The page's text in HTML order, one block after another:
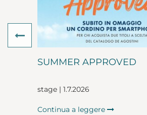
SUMMER APPROVED
stage | 1.7.2026
Continua a leggere
Previous